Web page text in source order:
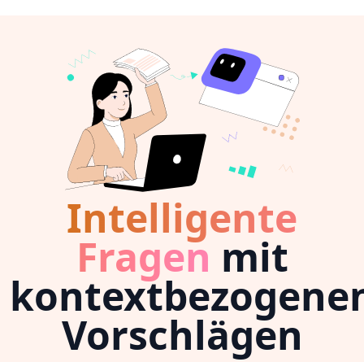
Intelligente
Fragen mit
Vorschlägen